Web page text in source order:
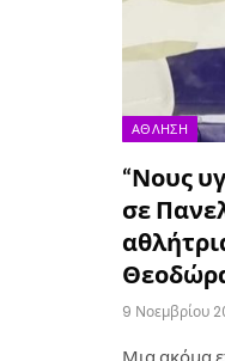
ΆΘΛΗΣΗ
“Νους
σε
9 Νοεμβρίου
Μια ακόμα